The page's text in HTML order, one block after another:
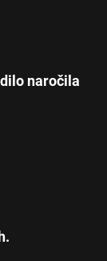
naročila